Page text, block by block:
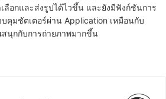
ลือกและส่งรูปได้ไวขึ้น และยังมีฟังก์ชันการ
คุมชัตเตอร์ผ่าน Application เหมือนกับ
นุกกับการถ่ายภาพมากขึ้น